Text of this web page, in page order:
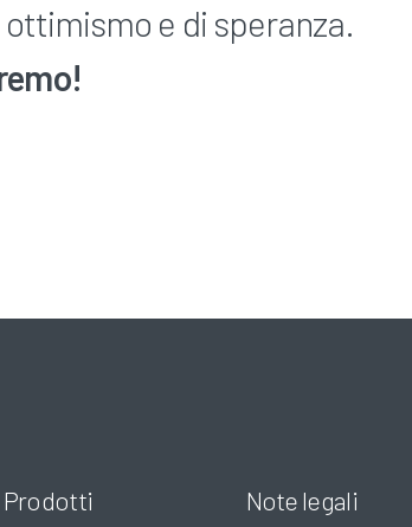
e di speranza.
Prodotti Note legali